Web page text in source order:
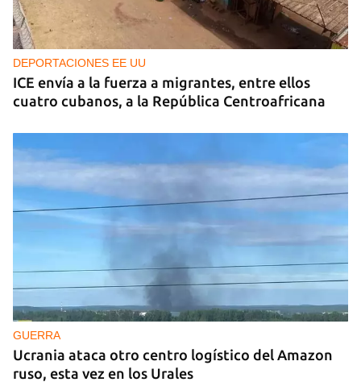
DEPORTACIONES EE UU
ICE envía a la fuerza a migrantes, entre ellos
cuatro cubanos, a la República Centroafricana
GUERRA
Ucrania ataca otro centro logístico del Amazon
ruso, esta vez en los Urales